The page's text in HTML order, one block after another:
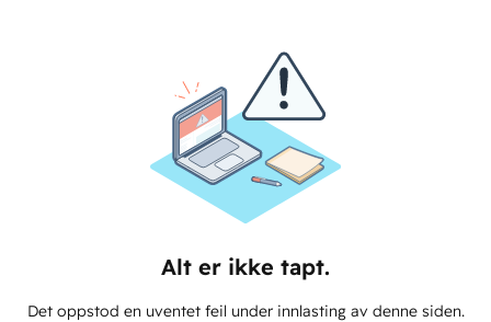
Alt er ikke tapt.
Det oppstod en uventet feil under innlasting av denne siden.